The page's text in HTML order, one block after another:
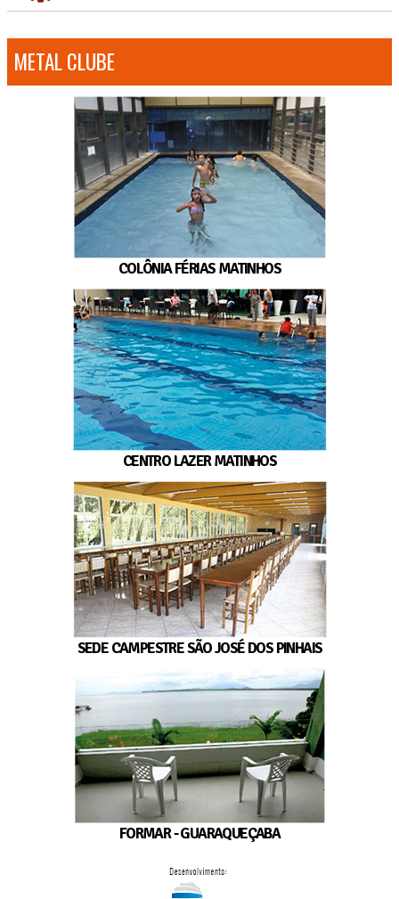
METAL CLUBE
COLÔNIA FÉRIAS MATINHOS
CENTRO LAZER MATINHOS
SEDE CAMPESTRE SÃO JOSÉ DOS PINHAIS
FORMAR - GUARAQUEÇABA